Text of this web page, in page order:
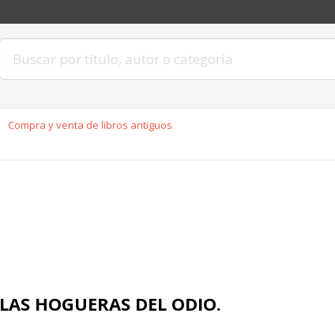
Compra y venta de libros antiguos
LAS HOGUERAS DEL ODIO.